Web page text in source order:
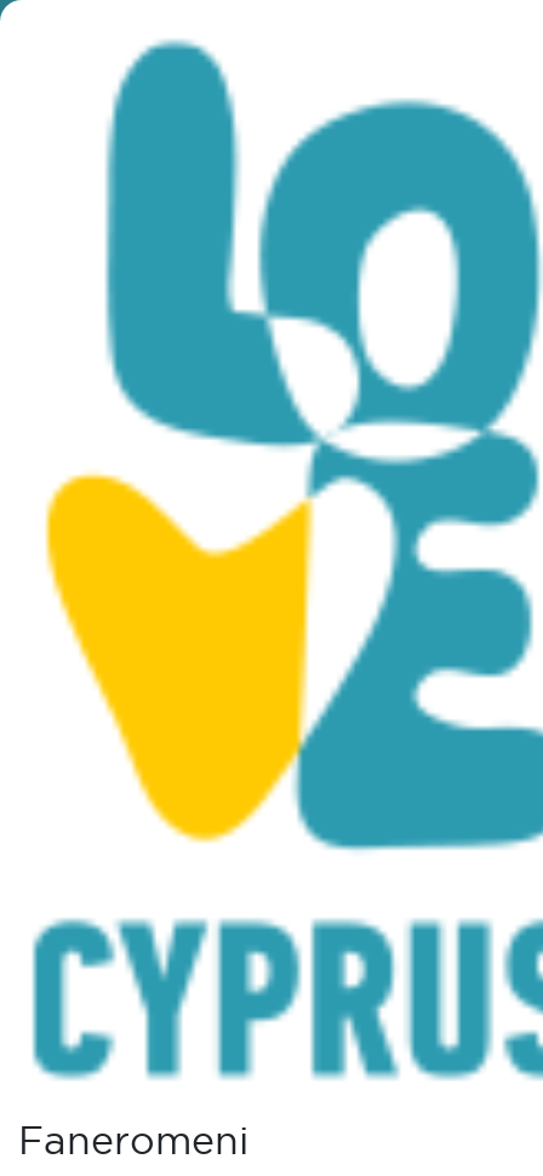
Month:
2023
Municipal Parking
Faneromeni